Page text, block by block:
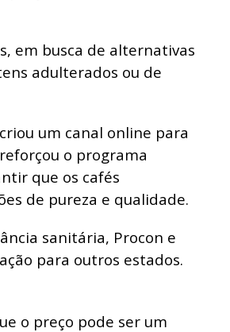
em busca de alternativas
adulterados ou de
um canal online para
o programa
que os cafés
de pureza e qualidade.
sanitária, Procon e
para outros estados.
o preço pode ser um